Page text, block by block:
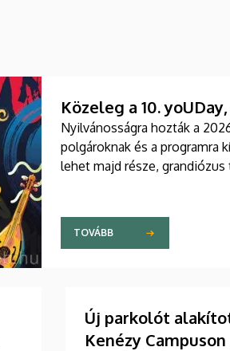
Közeleg a 10.
Nyilvánosságra hozták a
polgároknak és a programra
lehet majd része,
TOVÁBB
Új parkolót
Kenézy Campuson